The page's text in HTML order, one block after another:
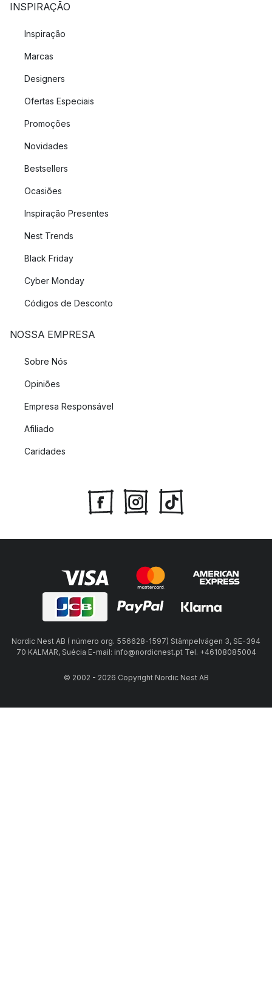
INSPIRAÇÃO
Inspiração
Marcas
Designers
Ofertas Especiais
Promoções
Novidades
Bestsellers
Ocasiões
Inspiração Presentes
Nest Trends
Black Friday
Cyber Monday
Códigos de Desconto
NOSSA EMPRESA
Sobre Nós
Opiniões
Empresa Responsável
Afiliado
Caridades
Nordic Nest AB ( número org. 556628-1597) Stämpelvägen 3, SE-394
70 KALMAR, Suécia E-mail: info@nordicnest.pt Tel. +46108085004
© 2002 - 2026 Copyright Nordic Nest AB